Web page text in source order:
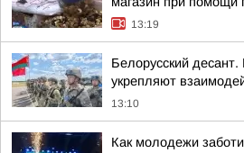
13:19
Белорусский
укрепляют
13:10
Как молодежи